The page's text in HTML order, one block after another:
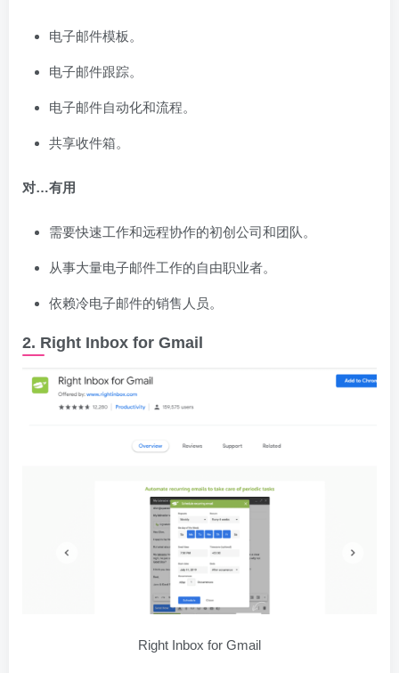
电子邮件模板。
电子邮件跟踪。
电子邮件自动化和流程。
共享收件箱。
对…有用
需要快速工作和远程协作的初创公司和团队。
从事大量电子邮件工作的自由职业者。
依赖冷电子邮件的销售人员。
2. Right Inbox for Gmail
Right Inbox for Gmail